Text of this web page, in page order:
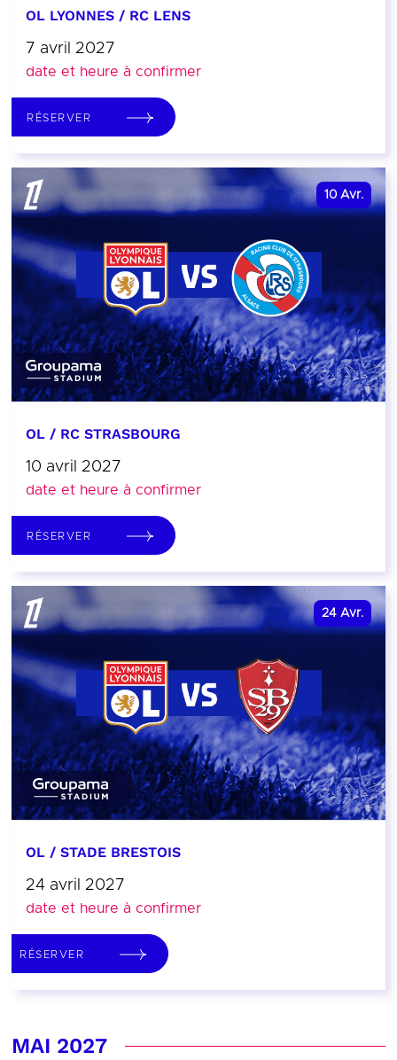
OL LYONNES / RC LENS
7 avril 2027
date et heure à confirmer
RÉSERVER
10 Avr.
OL / RC STRASBOURG
10 avril 2027
date et heure à confirmer
RÉSERVER
24 Avr.
OL / STADE BRESTOIS
24 avril 2027
date et heure à confirmer
RÉSERVER
MAI 2027